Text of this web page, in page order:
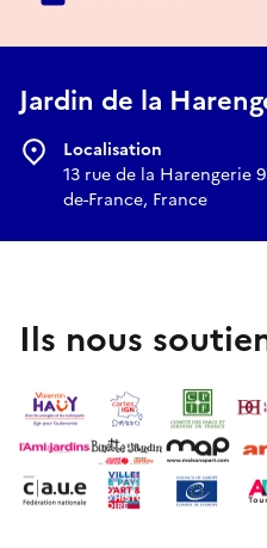
Jardin de la
Localisation
13 rue de la Harengerie
de-France, France
Ils nous